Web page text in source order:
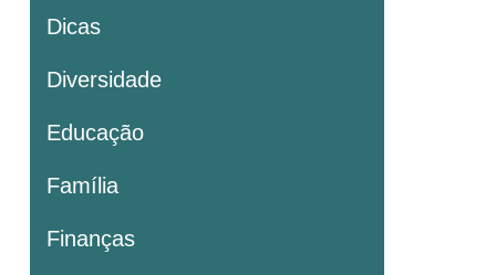
Dicas
Diversidade
Educação
Família
Finanças